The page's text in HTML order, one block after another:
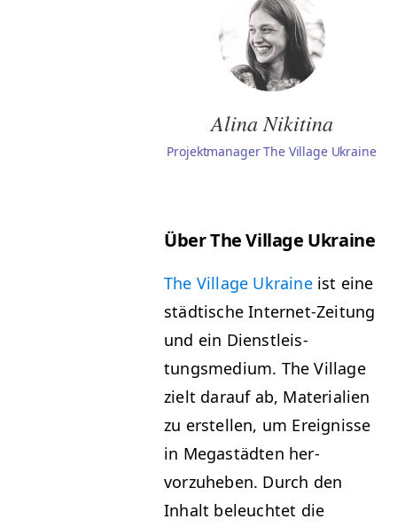
Alina Nikitina
Projektmanager The Village Ukraine
Über The Vil­lage Ukraine
The Vil­lage Ukraineist eine
städtis­che Inter­net-Zeitung
und ein Dien­stleis­
tungsmedi­um. The Vil­lage
zielt darauf ab, Mate­ri­alien
zu erstellen, um Ereignisse
in Megastädten her­
vorzuheben. Durch den
Inhalt beleuchtet die